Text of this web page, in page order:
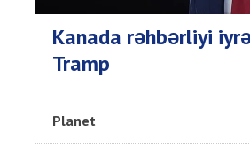
Kanada rəhbərliyi
Tramp
Planet